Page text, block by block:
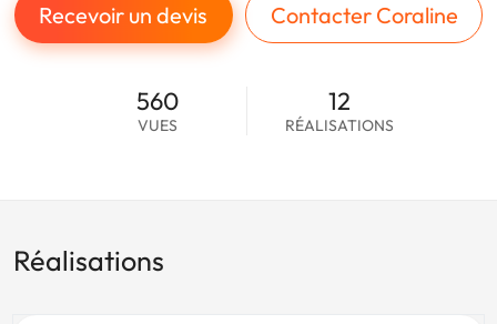
Recevoir un devis Contacter Coraline
560
VUES
12
RÉALISATIONS
Réalisations